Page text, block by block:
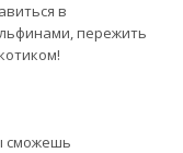
в
пережить
сможешь